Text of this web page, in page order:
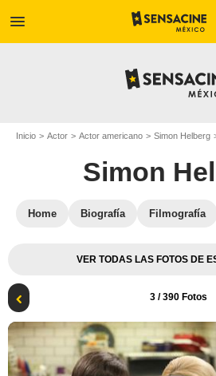
menu
Inicio Actor Actor americano Simon Helberg
Simon
Home Biografía Filmografía
VER TODAS LAS FOTOS DE
3 / 390 Fotos